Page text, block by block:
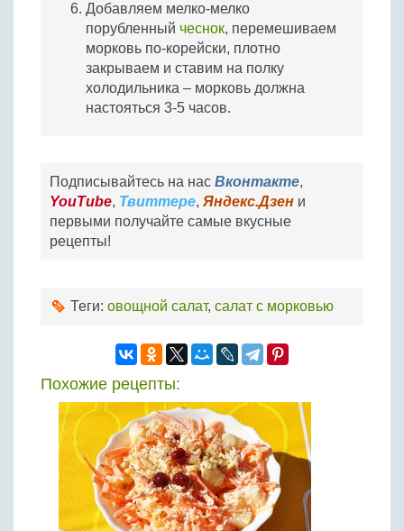
Добавляем мелко-мелко
порубленный чеснок, перемешиваем
морковь по-корейски, плотно
закрываем и ставим на полку
холодильника – морковь должна
настояться 3-5 часов.
Подписывайтесь на нас Вконтакте,
YouTube, Твиттере, Яндекс.Дзен и
первыми получайте самые вкусные
рецепты!
Теги: овощной салат, салат с морковью
Похожие рецепты: